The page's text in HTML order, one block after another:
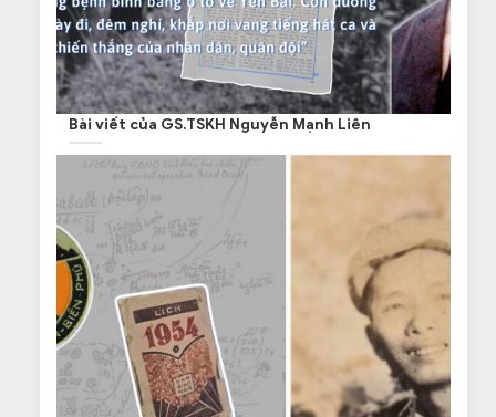
Bài viết của GS.TSKH Nguyễn Mạnh Liên